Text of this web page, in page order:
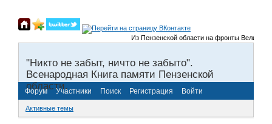
Из Пензенской области на фронты Великой
"Никто не забыт, ничто не забыто".
Всенародная Книга памяти Пензенской
области.
Форум Участники Поиск Регистрация Войти
Активные темы